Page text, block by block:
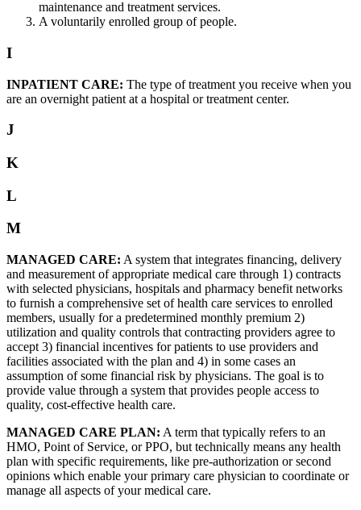
maintenance and treatment services.
A voluntarily enrolled group of people.
I
INPATIENT CARE: The type of treatment you receive when you
are an overnight patient at a hospital or treatment center.
J
K
L
M
MANAGED CARE: A system that integrates financing, delivery
and measurement of appropriate medical care through 1) contracts
with selected physicians, hospitals and pharmacy benefit networks
to furnish a comprehensive set of health care services to enrolled
members, usually for a predetermined monthly premium 2)
utilization and quality controls that contracting providers agree to
accept 3) financial incentives for patients to use providers and
facilities associated with the plan and 4) in some cases an
assumption of some financial risk by physicians. The goal is to
provide value through a system that provides people access to
quality, cost-effective health care.
MANAGED CARE PLAN: A term that typically refers to an
HMO, Point of Service, or PPO, but technically means any health
plan with specific requirements, like pre-authorization or second
opinions which enable your primary care physician to coordinate or
manage all aspects of your medical care.